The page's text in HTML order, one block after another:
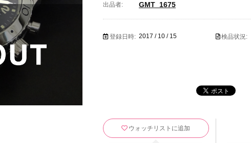
出品者: GMT_1675
登録日時: 2017 / 10 / 15 検品状況:
ウォッチリストに追加